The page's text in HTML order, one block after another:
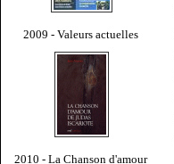
2009 - Valeurs actuelles
2010 - La Chanson d'amour